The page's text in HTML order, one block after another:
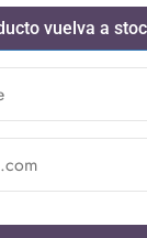
vuelva a